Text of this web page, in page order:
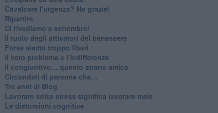
​Cavalcare l’urgenza? No grazie!
Ripartire
​Ci rivediamo a settembre!
​Il ruolo degli attivatori del benessere
​Forse siamo troppo liberi
​Il vero problema è l’indifferenza
​Il congiuntivo… questo strano amico
​Circondati di persone che…
​Tre anni di Blog
​Lavorare sotto stress significa lavorare male
​Le distorsioni cognitive